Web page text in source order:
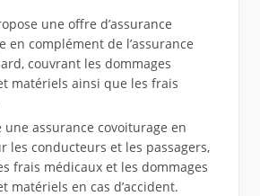
une offre d’assurance
en complément de l’assurance
couvrant les dommages
matériels ainsi que les frais
une assurance covoiturage en
les conducteurs et les passagers,
frais médicaux et les dommages
matériels en cas d’accident.